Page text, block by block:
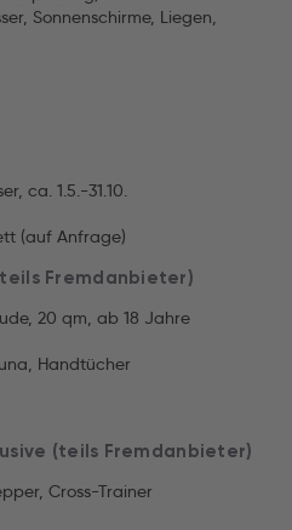
Sonnenschirme, Liegen,
ca. 1.5.-31.10.
(auf Anfrage)
Fremdanbieter)
20 qm, ab 18 Jahre
Handtücher
(teils Fremdanbieter)
Cross-Trainer